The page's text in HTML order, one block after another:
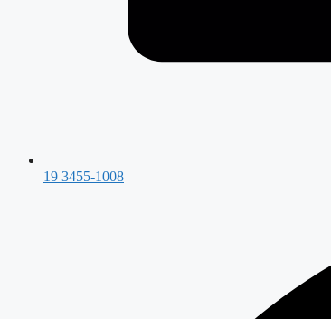
19 3455-1008